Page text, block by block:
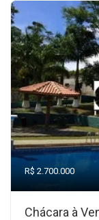
R$ 2.700.000
Chácara à